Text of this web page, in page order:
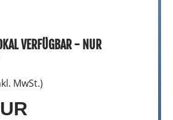
VERFÜGBAR - NUR
MwSt.)